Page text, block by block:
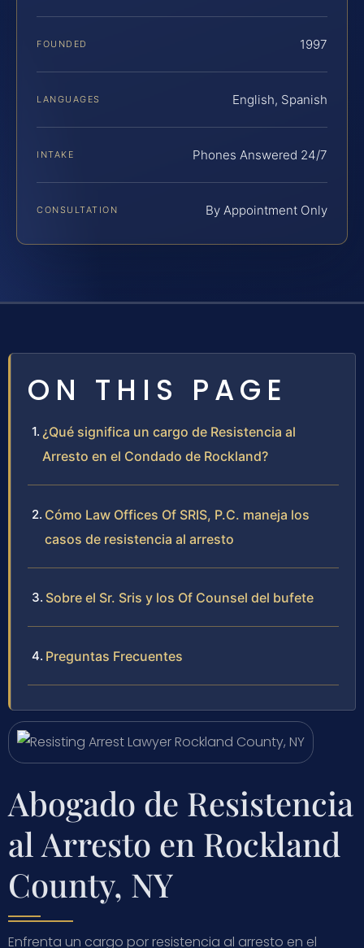
FOUNDED 1997
LANGUAGES English, Spanish
INTAKE Phones Answered 24/7
CONSULTATION By Appointment Only
ON THIS PAGE
¿Qué significa un cargo de Resistencia al
Arresto en el Condado de Rockland?
Cómo Law Offices Of SRIS, P.C. maneja los
casos de resistencia al arresto
Sobre el Sr. Sris y los Of Counsel del bufete
Preguntas Frecuentes
Abogado de Resistencia
al Arresto en Rockland
County, NY
Enfrenta un cargo por resistencia al arresto en el